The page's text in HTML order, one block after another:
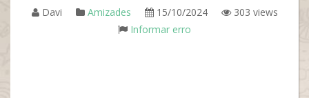
Davi Amizades 15/10/2024
303 views
Informar erro